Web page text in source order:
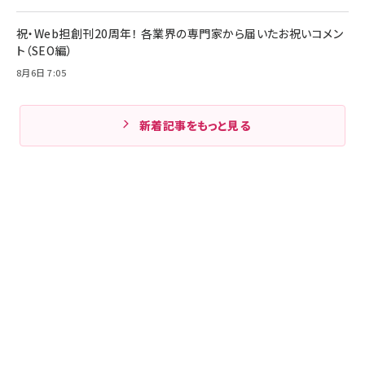
祝・Web担創刊20周年！ 各業界の専門家から届いたお祝いコメン
ト（SEO編）
8月6日 7:05
新着記事をもっと見る